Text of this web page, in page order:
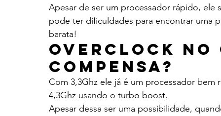
Apesar de ser um processador rápido,
pode ter dificuldades para encontrar uma
barata!
Overclock no
Compensa?
Com 3,3Ghz ele já é um processador
4,3Ghz usando o turbo boost.
Apesar dessa ser uma possibilidade,